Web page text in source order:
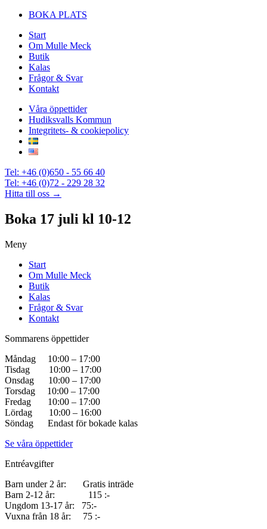
BOKA PLATS
Start
Om Mulle Meck
Butik
Kalas
Frågor & Svar
Kontakt
Våra öppettider
Hudiksvalls Kommun
Integritets- & cookiepolicy
Tel: +46 (0)650 - 55 66 40
Tel: +46 (0)72 - 229 28 32
Hitta till oss →
Boka 17 juli kl 10-12
Meny
Start
Om Mulle Meck
Butik
Kalas
Frågor & Svar
Kontakt
Sommarens öppettider
Måndag 10:00 – 17:00
Tisdag 10:00 – 17:00
Onsdag 10:00 – 17:00
Torsdag 10:00 – 17:00
Fredag 10:00 – 17:00
Lördag 10:00 – 16:00
Söndag Endast för bokade kalas
Se våra öppettider
Entréavgifter
Barn under 2 år: Gratis inträde
Barn 2-12 år: 115 :-
Ungdom 13-17 år: 75:-
Vuxna från 18 år: 75 :-